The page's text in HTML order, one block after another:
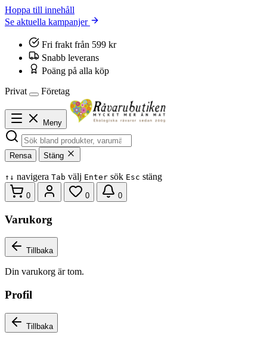
Hoppa till innehåll
Se aktuella kampanjer
Fri frakt från 599 kr
Snabb leverans
Poäng på alla köp
Privat
Företag
Meny
Rensa Stäng
↑ ↓ navigera Tab välj Enter sök Esc stäng
0 0 0
Varukorg
Tillbaka
Din varukorg är tom.
Profil
Tillbaka